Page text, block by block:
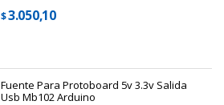
$3.050,10
Fuente Para Protoboard 5v 3.3v Salida
Usb Mb102 Arduino